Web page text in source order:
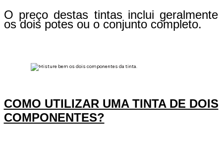
O preço destas tintas inclui geralmente
os dois potes ou o conjunto completo.
COMO UTILIZAR UMA TINTA DE DOIS
COMPONENTES?